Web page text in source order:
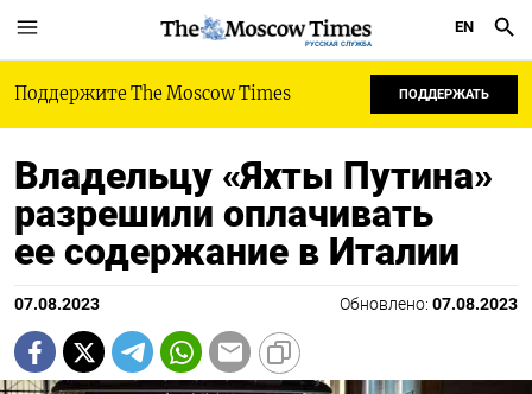
РУССКАЯ СЛУЖБА
EN
Поддержите The Moscow Times ПОДДЕРЖАТЬ
Владельцу «Яхты Путина»
разрешили оплачивать
ее содержание в Италии
07.08.2023 Обновлено: 07.08.2023